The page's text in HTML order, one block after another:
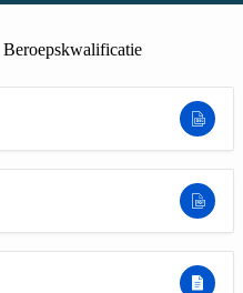
Beroepskwalificatie